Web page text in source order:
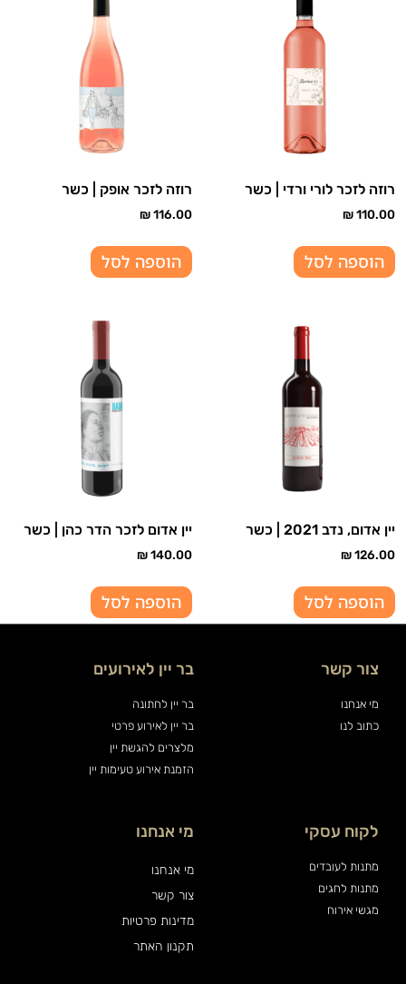
רוזה לזכר לורי ורדי | כשר
₪110.00
הוספה לסל
רוזה לזכר אופק | כשר
₪116.00
הוספה לסל
יין אדום, נדב 2021 | כשר
₪126.00
הוספה לסל
יין אדום לזכר הדר כהן | כשר
₪140.00
הוספה לסל
צור קשר
מי אנחנו
כתוב לנו
בר יין לאירועים
בר יין לחתונה
בר יין לאירוע פרטי
מלצרים להגשת יין
הזמנת אירוע טעימות יין
לקוח עסקי
מתנות לעובדים
מתנות לחגים
מגשי אירוח
מי אנחנו
מי אנחנו
צור קשר
מדינות פרטיות
תקנון האתר